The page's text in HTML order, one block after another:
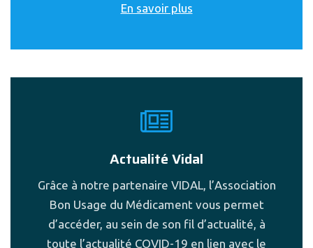
En savoir plus
Actualité Vidal
Grâce à notre partenaire VIDAL, l’Association
Bon Usage du Médicament vous permet
d’accéder, au sein de son fil d’actualité, à
toute l’actualité COVID-19 en lien avec le